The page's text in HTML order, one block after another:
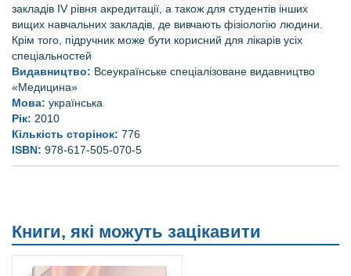
закладів IV рівня акредитації, а також для студентів інших
вищих навчальних закладів, де вивчають фізіологію людини.
Крім того, підручник може бути корисний для лікарів усіх
спеціальностей
Видавництво: Всеукраїнське спеціалізоване видавництво
«Медицина»
Мова: українська
Рік: 2010
Кількість сторінок: 776
ISBN: 978-617-505-070-5
Книги, які можуть зацікавити